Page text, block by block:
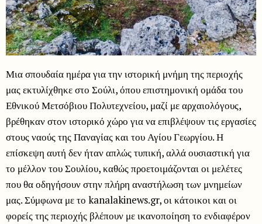
Μια σπουδαία ημέρα για την ιστορική μνήμη της περιοχής
μας εκτυλίχθηκε στο Σούλι, όπου επιστημονική ομάδα του
Εθνικού Μετσόβιου Πολυτεχνείου, μαζί με αρχαιολόγους,
βρέθηκαν στον ιστορικό χώρο για να επιβλέψουν τις εργασίες
στους ναούς της Παναγίας και του Αγίου Γεωργίου. Η
επίσκεψη αυτή δεν ήταν απλώς τυπική, αλλά ουσιαστική για
το μέλλον του Σουλίου, καθώς προετοιμάζονται οι μελέτες
που θα οδηγήσουν στην πλήρη αναστήλωση των μνημείων
μας. Σύμφωνα με το kanalakinews.gr, οι κάτοικοι και οι
φορείς της περιοχής βλέπουν με ικανοποίηση το ενδιαφέρον